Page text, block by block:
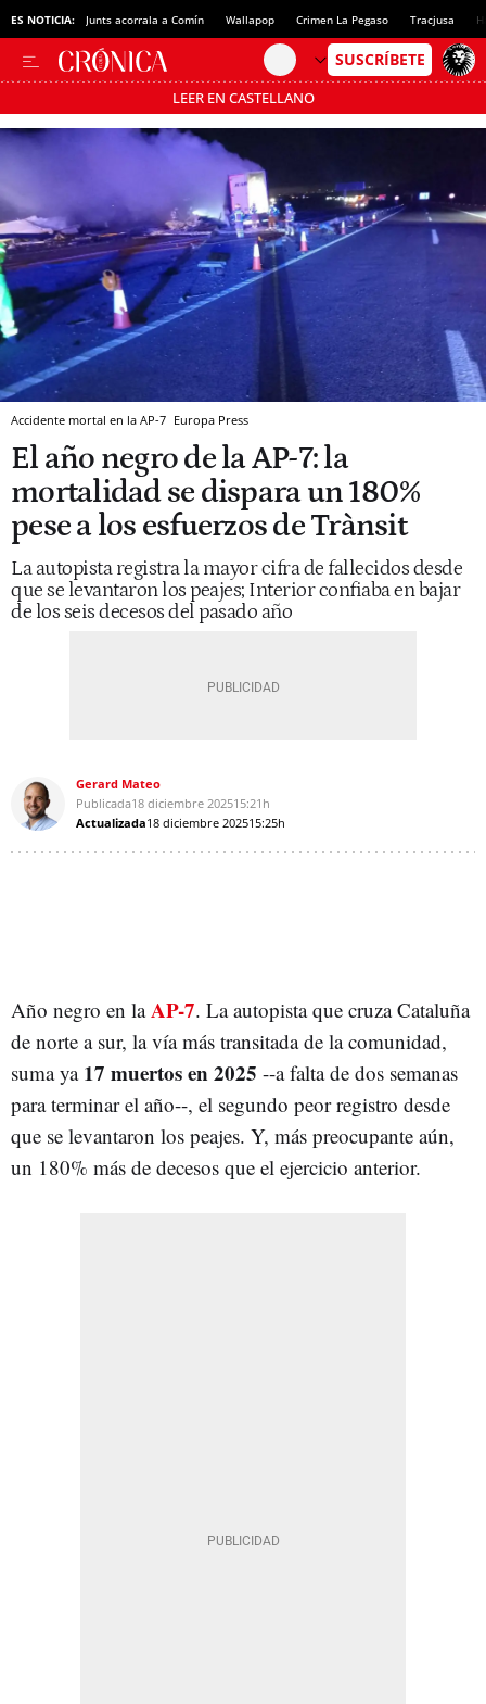
ES NOTICIA: Junts acorrala a Comín Wallapop Crimen La Pegaso Tracjusa
LEER EN CASTELLANO
Pásate al MODO AHORRO
Accidente mortal en la AP-7 Europa Press
El año negro de la AP-7: la
mortalidad se dispara un 180%
pese a los esfuerzos de Trànsit
La autopista registra la mayor cifra de fallecidos desde
que se levantaron los peajes; Interior confiaba en bajar
de los seis decesos del pasado año
Gerard Mateo
Publicada18 diciembre 202515:21h
Actualizada18 diciembre 202515:25h
Año negro en laAP-7. La autopista que cruza Cataluña
de norte a sur, la vía más transitada de la comunidad,
suma ya 17 muertos en 2025 --a falta de dos semanas
para terminar el año--, el segundo peor registro desde
que se levantaron los peajes. Y, más preocupante aún,
un 180% más de decesos que el ejercicio anterior.